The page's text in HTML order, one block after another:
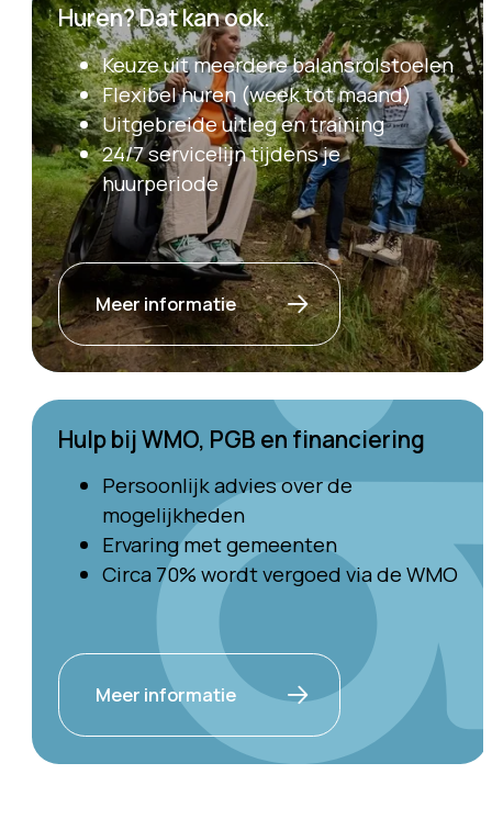
Huren? Dat kan ook.
Keuze uit meerdere balansrolstoelen
Flexibel huren (week tot maand)
Uitgebreide uitleg en training
24/7 servicelijn tijdens je
huurperiode
Meer informatie
Hulp bij WMO, PGB en financiering
Persoonlijk advies over de
mogelijkheden
Ervaring met gemeenten
Circa 70% wordt vergoed via de WMO
Meer informatie